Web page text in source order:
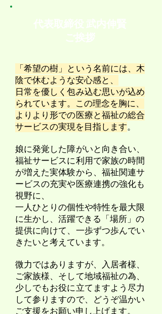
代表取締役 武内伸賢
ご挨拶
「希望の樹」という名前には、木
陰で休むような安心感と、
日常を優しく包み込む思いが込め
られています。 ​この理念を胸に、
よりより形での医療と福祉の総合
サービスの実現を目指します。
娘に発覚した障がいと向き合い、
福祉サービスに利用で家族の時間
が増えた実体験から、福祉関連サ
ービスの充実や医療連携の強化も
視野に、
一人ひとりの個性や特性を最大限
に生かし、活躍できる「場所」の
提供に向けて、一歩ずつ歩んでい
きたいと考えています。
微力ではありますが、入居者様、
ご家族様、そして地域福祉の為、
少しでもお役に立てますよう尽力
して参りますので、どうぞ温かい
ご支援をお願い申し上げます。